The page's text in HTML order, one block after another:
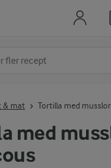
med
& mat Tortilla med
eller ingrediens